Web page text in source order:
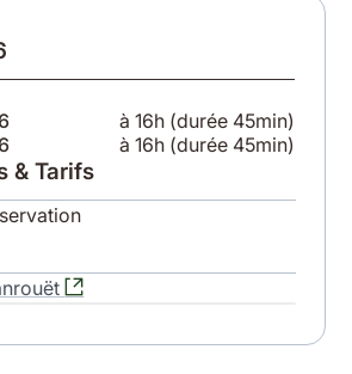
à 16h (durée 45min)
à 16h (durée 45min)
& Tarifs
Leaflet|